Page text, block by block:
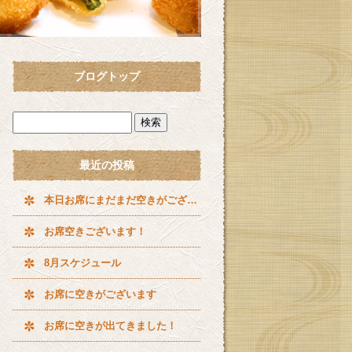
ブログトップ
最近の投稿
本日お席にまだまだ空きがございます^ ^
お席空きございます！
8月スケジュール
お席に空きがございます
お席に空きが出てきました！